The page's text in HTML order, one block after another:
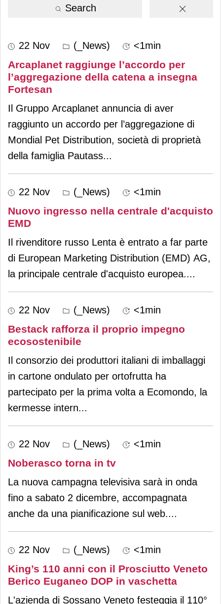
Search
22 Nov (_News) <1min
Arcaplanet raggiunge l’accordo per
l’aggregazione della catena a insegna
Fortesan
Il Gruppo Arcaplanet annuncia di aver
raggiunto un accordo per l’aggregazione di
Mondial Pet Distribution, società di proprietà
della famiglia Pautass...
22 Nov (_News) <1min
Nuovo ingresso nella centrale d'acquisto
EMD
Il rivenditore russo Lenta è entrato a far parte
di European Marketing Distribution (EMD) AG,
la principale centrale d'acquisto europea....
22 Nov (_News) <1min
Bestack rafforza il proprio impegno
ecosostenibile
Il consorzio dei produttori italiani di imballaggi
in cartone ondulato per ortofrutta ha
partecipato per la prima volta a Ecomondo, la
kermesse intern...
22 Nov (_News) <1min
Noberasco torna in tv
La nuova campagna televisiva sarà in onda
fino a sabato 2 dicembre, accompagnata
anche da una pianificazione sul web....
22 Nov (_News) <1min
King’s 110 anni con il Prosciutto Veneto
Berico Euganeo DOP in vaschetta
L'azienda di Sossano Veneto festeggia il 110°